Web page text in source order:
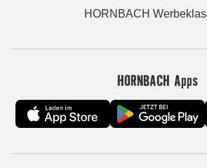
HORNBACH
HORNBACH Apps